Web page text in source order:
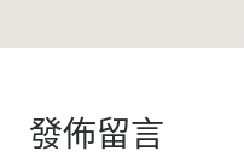
發佈留言